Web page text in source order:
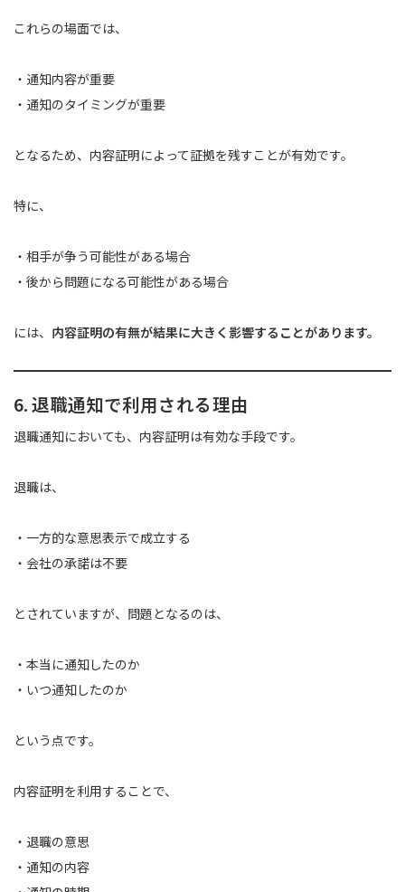
これらの場面では、
・通知内容が重要
・通知のタイミングが重要
となるため、内容証明によって証拠を残すことが有効です。
特に、
・相手が争う可能性がある場合
・後から問題になる可能性がある場合
には、 内容証明の有無が結果に大きく影響することがあります。
6. 退職通知で利用される理由
退職通知においても、内容証明は有効な手段です。
退職は、
・一方的な意思表示で成立する
・会社の承諾は不要
とされていますが、問題となるのは、
・本当に通知したのか
・いつ通知したのか
という点です。
内容証明を利用することで、
・退職の意思
・通知の内容